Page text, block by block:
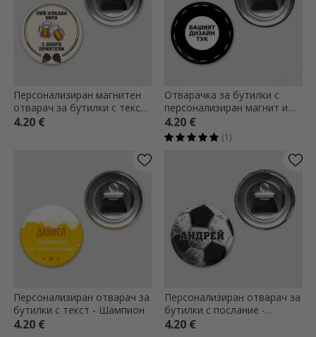
Персонализиран магнитен
отварач за бутилки с текст
- Добра бира с добри
4.20 €
Отварачка за бутилки с
персонализиран магнит и
ваша графика
4.20 €
(1)
Персонализиран отварач за
бутилки с текст - Шампион
4.20 €
Персонализиран отварач за
бутилки с послание -
Футбол
4.20 €